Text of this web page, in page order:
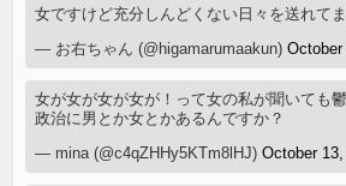
女ですけど充分しんどくない日々を送れて
— お右ちゃん (@higamarumaakun)
女が女が女が女が！って女の私が聞いても鬱
政治に男とか女とかあるんですか？
— mina (@c4qZHHy5KTm8lHJ)October